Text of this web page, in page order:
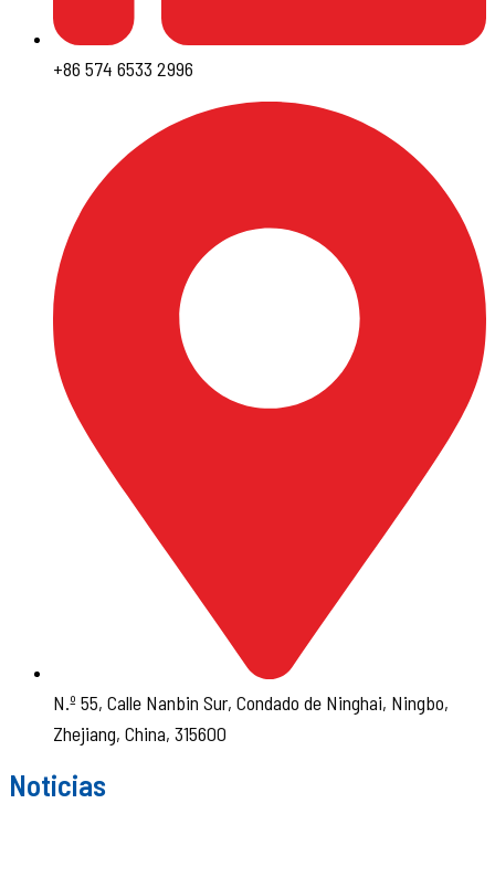
+86 574 6533 2996
N.º 55, Calle Nanbin Sur, Condado de Ninghai, Ningbo,
Zhejiang, China, 315600
Noticias